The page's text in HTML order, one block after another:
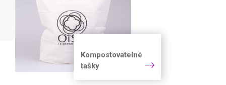
Kompostovatelné
tašky